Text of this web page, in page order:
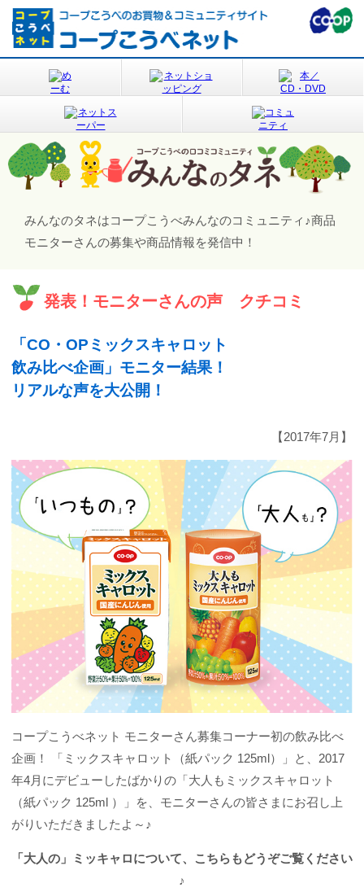
みんなのタネはコープこうべみんなのコミュニティ♪商品
モニターさんの募集や商品情報を発信中！
発表！モニターさんの声 クチコミ
「CO・OPミックスキャロット
飲み比べ企画」モニター結果！
リアルな声を大公開！
【2017年7月】
コープこうべネット モニターさん募集コーナー初の飲み比べ
企画！ 「ミックスキャロット（紙パック 125ml）」と、2017
年4月にデビューしたばかりの「大人もミックスキャロット
（紙パック 125ml ）」を、モニターさんの皆さまにお召し上
がりいただきましたよ～♪
「大人の」ミッキャロについて、こちらもどうぞご覧ください
♪